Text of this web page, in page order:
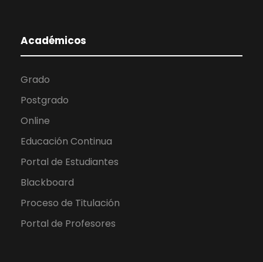
Académicos
Grado
Postgrado
Online
Educación Continua
Portal de Estudiantes
Blackboard
Proceso de Titulación
Portal de Profesores